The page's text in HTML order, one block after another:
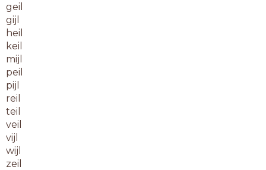
geil
gijl
heil
keil
mijl
peil
pijl
reil
teil
veil
vijl
wijl
zeil